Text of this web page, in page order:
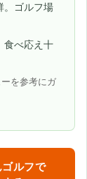
。ゴルフ場
食べ応え十
を参考にガ
ゴルフで